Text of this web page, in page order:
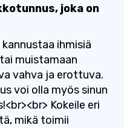
joka on
ihmisiä
muistamaan
vahva ja erottuva.
voi olla myös sinun
Kokeile eri
mikä toimii